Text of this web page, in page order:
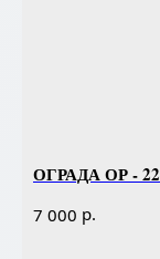
ОГРАДА ОР - 22
7 000 р.